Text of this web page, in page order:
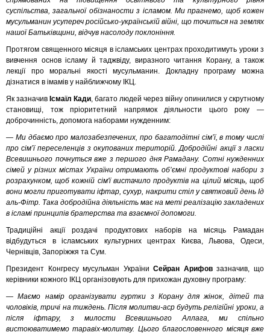
суспільства, загальної обізнаности з ісламом. Ми прагнемо, щоб кожен
мусульманин усупереч російсько-українській війні, що точиться на землях
нашої Батьківщини, відчув насолоду поклоніння.
Протягом священного місяця в ісламських центрах проходитимуть уроки з
вивчення основ ісламу й таджвіду, виразного читання Корану, а також
лекції про моральні якості мусульманин. Докладну програму можна
дізнатися в імамів у найближчому ІКЦ.
Як зазначив Ісмаїл Кади, багато людей через війну опинилися у скрутному
становищі, тож пріоритетний напрямок діяльности цього року —
доброчинність, допомога наборами нужденним:
— Ми дбаємо про малозабезпечених, про багатодітні сім’ї, в тому числі
про сім’ї переселенців з окупованих територій. Добродійні акції з ласки
Всевишнього почнуться вже з першого дня Рамадану. Сотні нужденних
сімей у різних містах України отримають об’ємні продуктові набори з
розрахунком, щоб кожній сім'ї вистачило продуктів на цілий місяць, щоб
вони могли приготувати іфтар, сухур, накрити стіл у святковий день Ід
аль-Фітр. Така добродійна діяльність має на меті реалізацію закладених
в ісламі принципів братерства та взаємної допомоги.
Традиційні акції роздачі продуктових наборів на місяць Рамадан
відбудуться в ісламських культурних центрах Києва, Львова, Одеси,
Чернівців, Запоріжжя та Сум.
Президент Конгресу мусульман УкраїниСейран Арифовзазначив, що
керівники кожного ІКЦ організовують для прихожан духовну програму:
— Маємо намір організувати гуртки з Корану для жінок, дітей та
чоловіків, тричі на тиждень. Після молитви-аср будуть релігійні уроки, а
після іфтару, з милости Всевишнього Аллага, ми спільно
вистоюватимемо таравіх-молитву. Цього благословенного місяця вже